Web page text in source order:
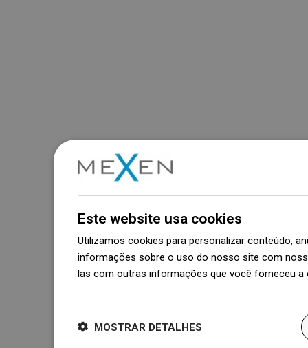
Este website usa cookies
Utilizamos cookies para personalizar conteúdo,
informações sobre o uso do nosso site com
las com outras informações que você forneceu
MOSTRAR DETALHES